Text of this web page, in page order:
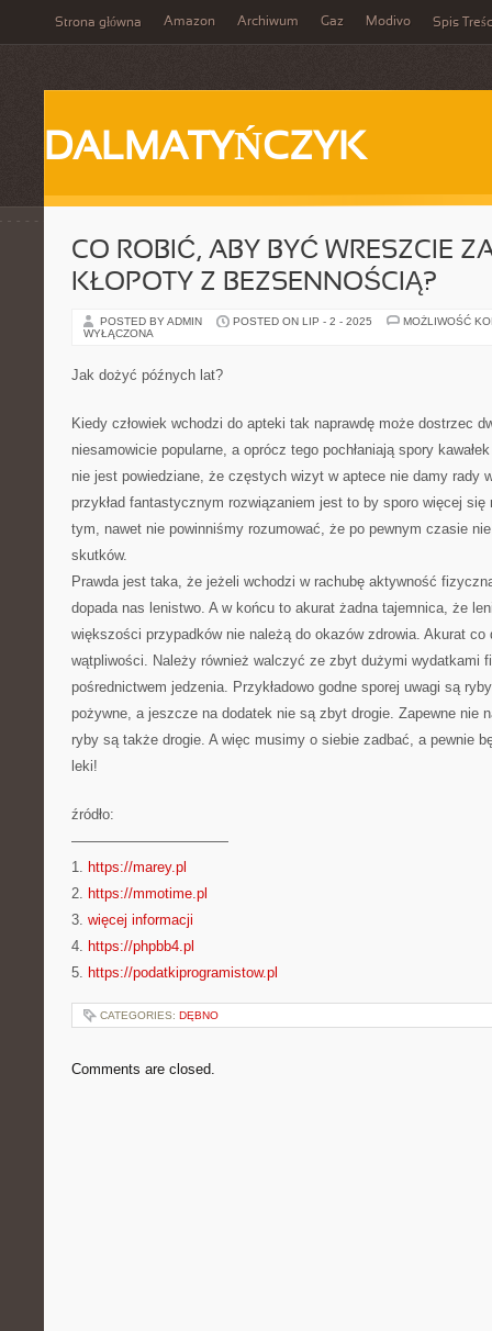
Strona główna Amazon Archiwum Gaz Modivo Spis
DALMATYŃCZYK
CO ROBIĆ, ABY BYĆ WRESZCIE
KŁOPOTY Z BEZSENNOŚCIĄ?
POSTED BY ADMIN POSTED ON LIP - 2 - 2025
MOŻLIWOŚĆ
WYŁĄCZONA
Jak dożyć późnych lat?
Kiedy człowiek wchodzi do apteki tak naprawdę może dostrzec
niesamowicie popularne, a oprócz tego pochłaniają spory
nie jest powiedziane, że częstych wizyt w aptece nie damy rady
przykład fantastycznym rozwiązaniem jest to by sporo więcej
tym, nawet nie powinniśmy rozumować, że po pewnym czasie
skutków.
Prawda jest taka, że jeżeli wchodzi w rachubę aktywność
dopada nas lenistwo. A w końcu to akurat żadna tajemnica, że
większości przypadków nie należą do okazów zdrowia. Akurat
wątpliwości. Należy również walczyć ze zbyt dużymi wydatkami
pośrednictwem jedzenia. Przykładowo godne sporej uwagi są
pożywne, a jeszcze na dodatek nie są zbyt drogie. Zapewne nie
ryby są także drogie. A więc musimy o siebie zadbać, a pewnie
leki!
źródło:
———————————
1. https://marey.pl
2. https://mmotime.pl
3. więcej informacji
4. https://phpbb4.pl
5. https://podatkiprogramistow.pl
CATEGORIES: DĘBNO
Comments are closed.